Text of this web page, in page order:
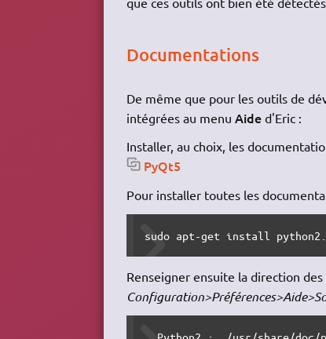
Documentations
De même que pour les outils de
intégrées au menu Aided'Eric :
Installer, au choix, les
PyQt5
Pour installer toutes les
sudo apt-get install
Renseigner ensuite la direction